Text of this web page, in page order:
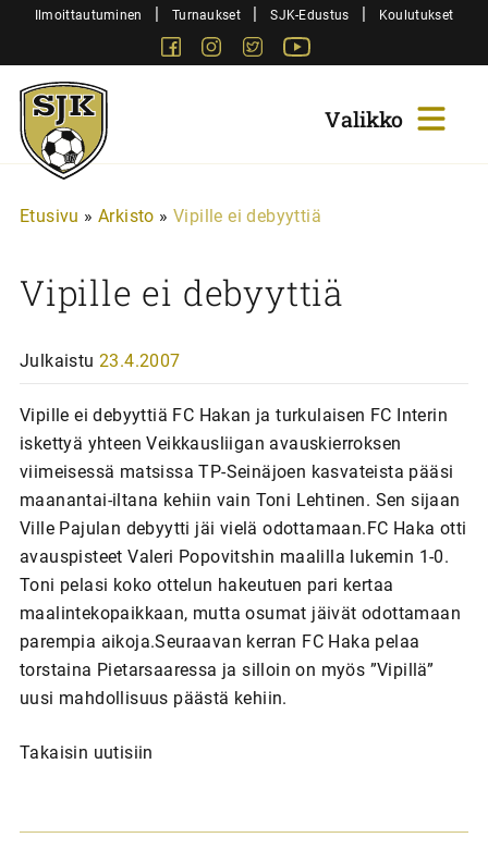
SiirryIlmoittautuminen | Turnaukset | SJK-Edustus | Koulutukset
FacebookInstagram
Twitter
Sjk-
Juniorit
Etusivu » Arkisto » Vipille ei debyyttiä
Vipille ei debyyttiä
Julkaistu 23.4.2007
Vipille ei debyyttiä FC Hakan ja turkulaisen FC Interin
iskettyä yhteen Veikkausliigan avauskierroksen
viimeisessä matsissa TP-Seinäjoen kasvateista pääsi
maanantai-iltana kehiin vain Toni Lehtinen. Sen sijaan
Ville Pajulan debyytti jäi vielä odottamaan.FC Haka otti
avauspisteet Valeri Popovitshin maalilla lukemin 1-0.
Toni pelasi koko ottelun hakeutuen pari kertaa
maalintekopaikkaan, mutta osumat jäivät odottamaan
parempia aikoja.Seuraavan kerran FC Haka pelaa
torstaina Pietarsaaressa ja silloin on myös ”Vipillä”
uusi mahdollisuus päästä kehiin.
Takaisin uutisiin